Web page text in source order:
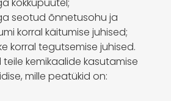
seotud õnnetusohu ja
korral käitumise juhised;
korral tegutsemise juhised.
kemikaalide kasutamise
mille peatükid on: